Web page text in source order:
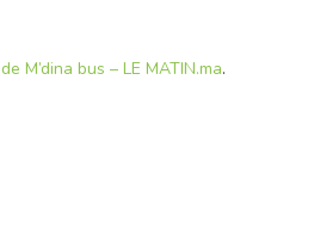
M’dina bus – LE MATIN.ma.